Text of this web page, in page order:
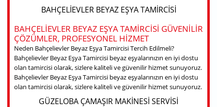
BAHÇELIEVLER BEYAZ EŞYA TAMIRCISI
BAHÇELIEVLER BEYAZ EŞYA TAMIRCISI GÜVENILIR
ÇÖZÜMLER, PROFESYONEL HIZMET
Neden Bahçelievler Beyaz Eşya Tamircisi Tercih Edilmeli?
Bahçelievler Beyaz Eşya Tamircisi beyaz eşyalarınızın en iyi dostu
olan tamircisi olarak, sizlere kaliteli ve güvenilir hizmet sunuyoruz.
Bahçelievler Beyaz Eşya Tamircisi beyaz eşyalarınızın en iyi dostu
olan tamircisi olarak, sizlere kaliteli ve güvenilir hizmet sunuyoruz.
GÜZELOBA ÇAMAŞIR MAKINESI SERVISI